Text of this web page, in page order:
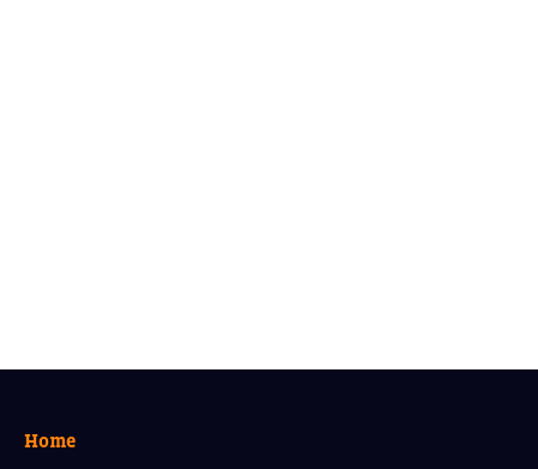
Home